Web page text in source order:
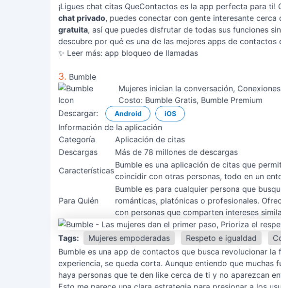
¡Ligues chat citas QueContactos es la app perfecta para ti!
chat privado, puedes conectar con gente interesante cerca
gratuita, así que puedes disfrutar de todas sus funciones
descubre por qué es una de las mejores apps de contactos
✨ Leer más: app bloqueo de llamadas
3. Bumble
Mujeres inician la conversación,
Costo: Bumble Gratis, Bumble Premium
Descargar:
Android iOS
Información de la aplicación
Categoría
Aplicación de citas
Descargas
Más de 78 millones de descargas
Características
Bumble es una aplicación de citas que
coincidir con otras personas, todo en un
Para Quién
Bumble es para cualquier persona que
románticas, platónicas o profesionales.
con personas que comparten intereses
Tags: Mujeres empoderadas Respeto e igualdad
Bumble es una app de contactos que busca revolucionar
experiencia, se queda corta. Aunque entiendo que muchas
haya personas que te den like cerca de ti y no aparezcan